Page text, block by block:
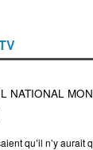
NATIONAL
qu’il n’y aurait